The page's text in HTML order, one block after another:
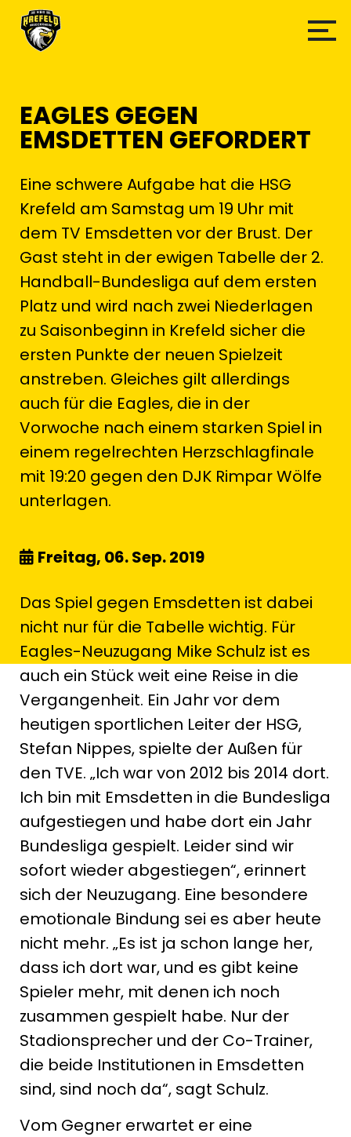
EAGLES GEGEN
EMSDETTEN GEFORDERT
Eine schwere Aufgabe hat die HSG
Krefeld am Samstag um 19 Uhr mit
dem TV Emsdetten vor der Brust. Der
Gast steht in der ewigen Tabelle der 2.
Handball-Bundesliga auf dem ersten
Platz und wird nach zwei Niederlagen
zu Saisonbeginn in Krefeld sicher die
ersten Punkte der neuen Spielzeit
anstreben. Gleiches gilt allerdings
auch für die Eagles, die in der
Vorwoche nach einem starken Spiel in
einem regelrechten Herzschlagfinale
mit 19:20 gegen den DJK Rimpar Wölfe
unterlagen.
Freitag, 06. Sep. 2019
Das Spiel gegen Emsdetten ist dabei
nicht nur für die Tabelle wichtig. Für
Eagles-Neuzugang Mike Schulz ist es
auch ein Stück weit eine Reise in die
Vergangenheit. Ein Jahr vor dem
heutigen sportlichen Leiter der HSG,
Stefan Nippes, spielte der Außen für
den TVE. „Ich war von 2012 bis 2014 dort.
Ich bin mit Emsdetten in die Bundesliga
aufgestiegen und habe dort ein Jahr
Bundesliga gespielt. Leider sind wir
sofort wieder abgestiegen“, erinnert
sich der Neuzugang. Eine besondere
emotionale Bindung sei es aber heute
nicht mehr. „Es ist ja schon lange her,
dass ich dort war, und es gibt keine
Spieler mehr, mit denen ich noch
zusammen gespielt habe. Nur der
Stadionsprecher und der Co-Trainer,
die beide Institutionen in Emsdetten
sind, sind noch da“, sagt Schulz.
Vom Gegner erwartet er eine